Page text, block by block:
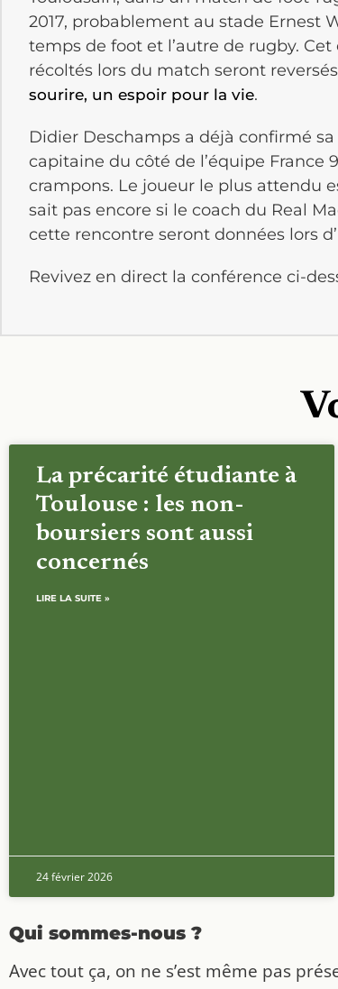
2017, probablement au stade Ernest
temps de foot et l’autre de rugby.
récoltés lors du match seront
sourire, un espoir pour la vie.
Didier Deschamps a déjà confirmé
capitaine du côté de l’équipe France
crampons. Le joueur le plus attendu
sait pas encore si le coach du Real
cette rencontre seront données lors
Revivez en direct la conférence ci-
La précarité étudiante à
Toulouse : les non-
boursiers sont aussi
concernés
LIRE LA SUITE »
24 février 2026
Qui sommes-nous ?
Avec tout ça, on ne s’est même pas